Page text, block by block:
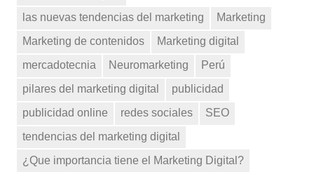
las nuevas tendencias del marketing
Marketing
Marketing de contenidos
Marketing digital
mercadotecnia
Neuromarketing
Perú
pilares del marketing digital
publicidad
publicidad online
redes sociales
SEO
tendencias del marketing digital
¿Que importancia tiene el Marketing Digital?